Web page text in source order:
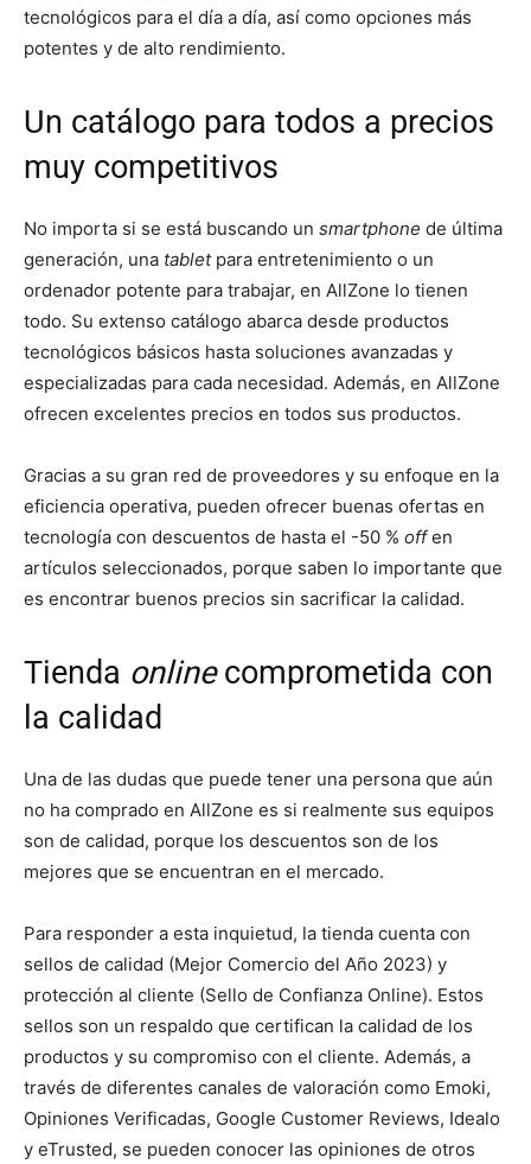
tecnológicos para el día a día, así como opciones más
potentes y de alto rendimiento.
Un catálogo para todos a precios
muy competitivos
No importa si se está buscando un smartphone de última
generación, una tablet para entretenimiento o un
ordenador potente para trabajar, en AllZone lo tienen
todo. Su extenso catálogo abarca desde productos
tecnológicos básicos hasta soluciones avanzadas y
especializadas para cada necesidad. Además, en AllZone
ofrecen excelentes precios en todos sus productos.
Gracias a su gran red de proveedores y su enfoque en la
eficiencia operativa, pueden ofrecer buenas ofertas en
tecnología con descuentos de hasta el -50 % offen
artículos seleccionados, porque saben lo importante que
es encontrar buenos precios sin sacrificar la calidad.
Tienda onlinecomprometida con
la calidad
Una de las dudas que puede tener una persona que aún
no ha comprado en AllZone es si realmente sus equipos
son de calidad, porque los descuentos son de los
mejores que se encuentran en el mercado.
Para responder a esta inquietud, la tienda cuenta con
sellos de calidad (Mejor Comercio del Año 2023) y
protección al cliente (Sello de Confianza Online). Estos
sellos son un respaldo que certifican la calidad de los
productos y su compromiso con el cliente. Además, a
través de diferentes canales de valoración como Emoki,
Opiniones Verificadas, Google Customer Reviews, Idealo
y eTrusted, se pueden conocer las opiniones de otros